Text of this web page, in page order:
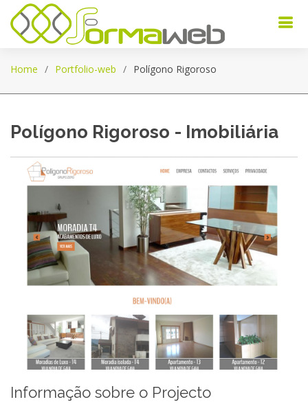
Home Portfolio-web Polígono Rigoroso
Polígono Rigoroso - Imobiliária
Informação sobre o Projecto